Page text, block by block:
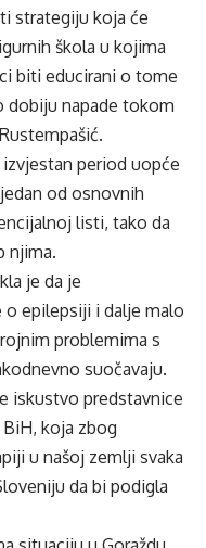
strategiju koja će
škola u kojima
biti educirani o tome
dobiju napade tokom
period uopće
od osnovnih
listi, tako da
njima.
je da je
o epilepsiji i dalje malo
problemima s
suočavaju.
iskustvo predstavnice
koja zbog
u našoj zemlji svaka
da bi podigla